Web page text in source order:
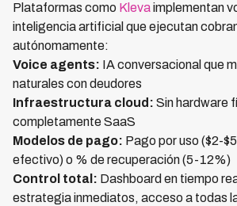
Plataformas como Klevaimplementan
inteligencia artificial que ejecutan
autónomamente:
Voice agents: IA conversacional que
naturales con deudores
Infraestructura cloud: Sin hardware
completamente SaaS
Modelos de pago: Pago por uso ($2-
efectivo) o % de recuperación (5-12%)
Control total: Dashboard en tiempo
estrategia inmediatos, acceso a todas